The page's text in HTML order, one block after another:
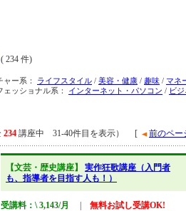
( 234 件)
ー系： ライフスタイル / 美容・健康 / 趣味 / マネ
ッショナル系： インターネット・パソコン / ビ
234 講座中 31-40件目を表示） [ 前のペー
【文芸・歴史講座】 実作狂歌講座（入門者
も、指導者を目指す人も！）
受講料：\ 3,143/月
無料お試し受講OK!